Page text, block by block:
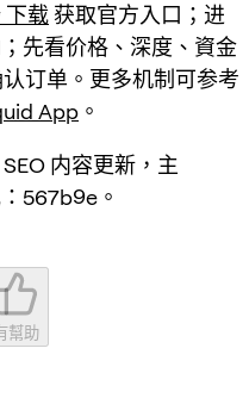
下载 获取官方入口；进
；先看价格、深度、資金
订单。更多机制可参考
App 。
内容更新，主
567b9e。
幫助